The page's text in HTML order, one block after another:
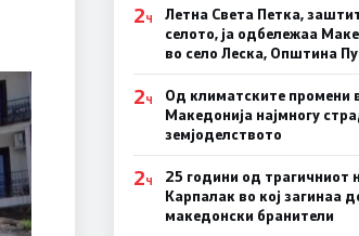
2Ч
Летна Света Петка,
селото, ја одбележаа
во село Леска, Општина
2Ч
Од климатските промени
Македонија најмногу
земјоделството
2Ч
25 години од трагичниот
Карпалак во кој загинаа
македонски бранители